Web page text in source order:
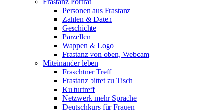
Frastanz Porträt
Personen aus Frastanz
Zahlen & Daten
Geschichte
Parzellen
Wappen & Logo
Frastanz von oben, Webcam
Miteinander leben
Fraschtner Treff
Frastanz bittet zu Tisch
Kulturtreff
Netzwerk mehr Sprache
Deutschkurs für Frauen